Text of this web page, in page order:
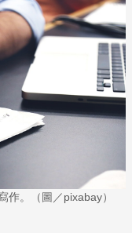
作。（圖／pixabay）